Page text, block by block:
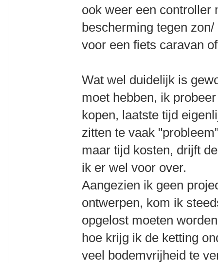
ook weer een controller
bescherming tegen
voor een fiets caravan
Wat wel duidelijk is
moet hebben, ik
kopen, laatste tijd
zitten te vaak
maar tijd kosten, drijft
ik er wel voor over.
Aangezien ik geen
ontwerpen, kom ik
opgelost moeten
hoe krijg ik de ketting
veel bodemvrijheid te